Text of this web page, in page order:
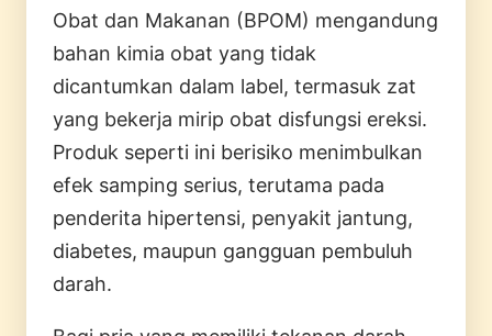
Obat dan Makanan (BPOM) mengandung
bahan kimia obat yang tidak
dicantumkan dalam label, termasuk zat
yang bekerja mirip obat disfungsi ereksi.
Produk seperti ini berisiko menimbulkan
efek samping serius, terutama pada
penderita hipertensi, penyakit jantung,
diabetes, maupun gangguan pembuluh
darah.